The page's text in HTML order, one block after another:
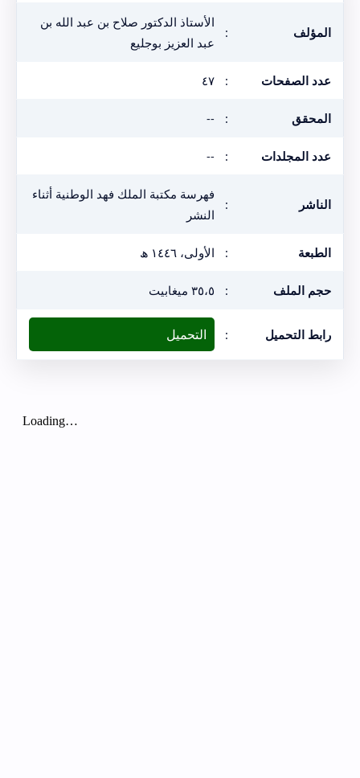
المؤلف :
الأستاذ الدكتور صلاح بن عبد الله بن
عبد العزيز بوجليع
عدد الصفحات : ٤٧
المحقق :
--
عدد المجلدات :
--
الناشر :
فهرسة مكتبة الملك فهد الوطنية أثناء
النشر
الطبعة : الأولى، ١٤٤٦ ھ
حجم الملف : ٣٥،٥ ميغابيت
رابط التحميل : التحميل